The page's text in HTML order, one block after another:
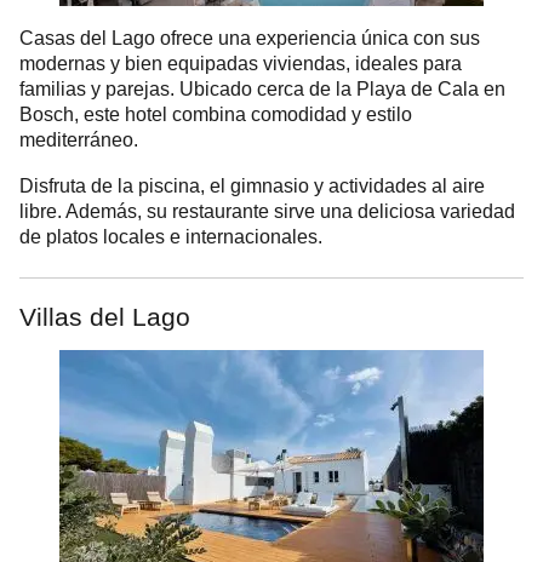
Casas del Lago ofrece una experiencia única con sus
modernas y bien equipadas viviendas, ideales para
familias y parejas. Ubicado cerca de la Playa de Cala en
Bosch, este hotel combina comodidad y estilo
mediterráneo.
Disfruta de la piscina, el gimnasio y actividades al aire
libre. Además, su restaurante sirve una deliciosa variedad
de platos locales e internacionales.
Villas del Lago